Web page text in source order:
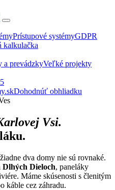
Prístupové systémyGDPR
kalkulačka
a prevádzkyVeľké projekty
Dohodnúť obhliadku
Vsi.
dva domy nie sú rovnaké.
Dlhých Dieloch, paneláky
Máme skúsenosti s členitým
káble cez záhradu.